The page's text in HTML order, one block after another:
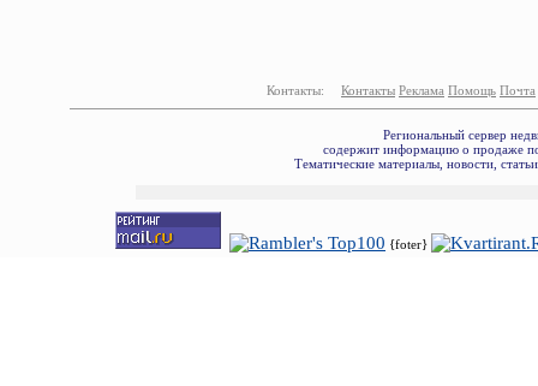
Контакты: Контакты Реклама Помощь Почта
Региональный сервер
содержит информацию о продаже
Тематические материалы, новости,
{foter}